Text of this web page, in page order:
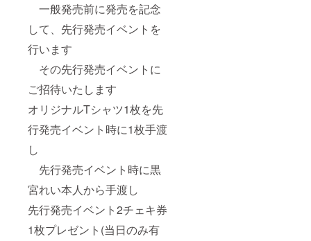
一般発売前に発売を記念
して、先行発売イベントを
行います
その先行発売イベントに
ご招待いたします
オリジナルTシャツ1枚を先
行発売イベント時に1枚手渡
し
先行発売イベント時に黒
宮れい本人から手渡し
先行発売イベント2チェキ券
1枚プレゼント(当日のみ有